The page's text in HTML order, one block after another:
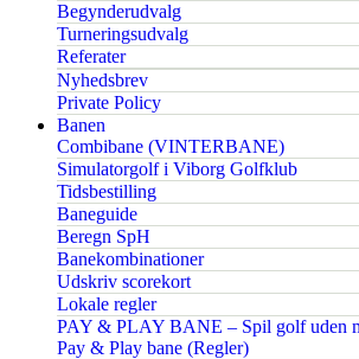
Begynderudvalg
Turneringsudvalg
Referater
Nyhedsbrev
Private Policy
Banen
Combibane (VINTERBANE)
Simulatorgolf i Viborg Golfklub
Tidsbestilling
Baneguide
Beregn SpH
Banekombinationer
Udskriv scorekort
Lokale regler
PAY & PLAY BANE – Spil golf uden
Pay & Play bane (Regler)